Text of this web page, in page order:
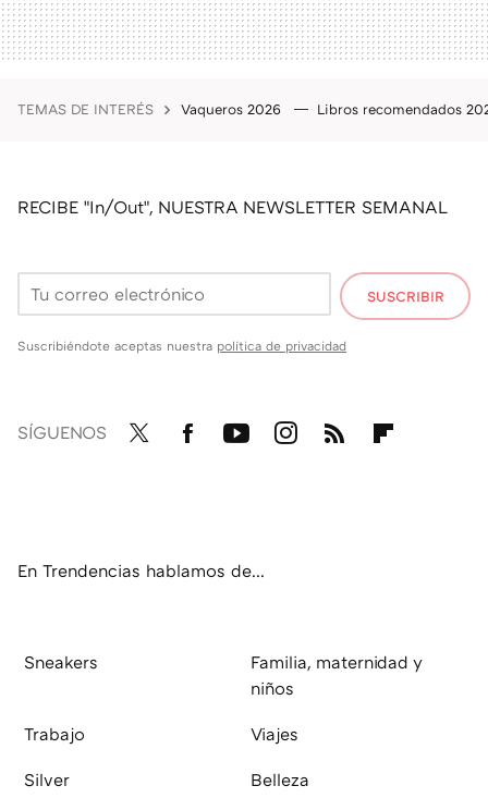
TEMAS DE INTERÉS Vaqueros 2026 Libros recomendados
RECIBE "In/Out", NUESTRA NEWSLETTER SEMANAL
SUSCRIBIR
Suscribiéndote aceptas nuestra política de privacidad
SÍGUENOS
En Trendencias hablamos de...
Sneakers
Familia, maternidad y
niños
Trabajo Viajes
Silver Belleza